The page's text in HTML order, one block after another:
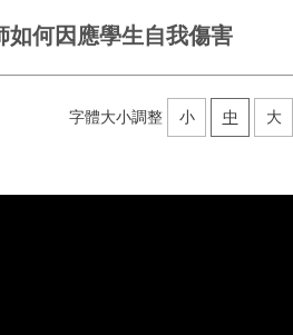
如何因應學生自我傷害
字體大小調整 小 中 大